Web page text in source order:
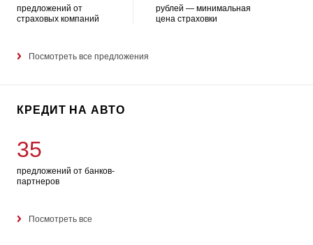
предложений от
страховых компаний
рублей — минимальная
цена страховки
Посмотреть все предложения
КРЕДИТ НА АВТО
35
предложений от банков-
партнеров
Посмотреть все